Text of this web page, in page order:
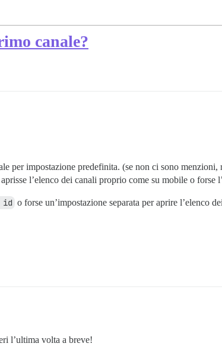
canale?
per impostazione predefinita. (se non ci sono
l’elenco dei canali proprio come su mobile o forse
id o forse un’impostazione separata per aprire l’elenco
l’ultima volta a breve!